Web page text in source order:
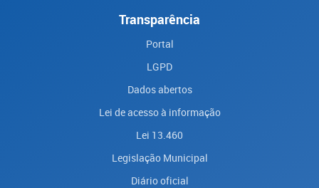
Transparência
Portal
LGPD
Dados abertos
Lei de acesso à informação
Lei 13.460
Legislação Municipal
Diário oficial